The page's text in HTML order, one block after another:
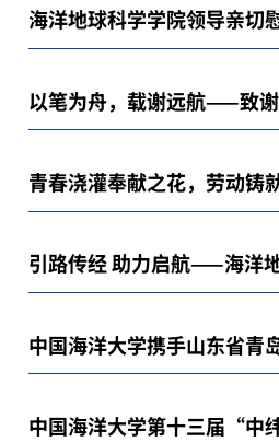
海洋地球科学学院领导亲切
级军训学生
以笔为舟，载谢远航——致
的海大
青春浇灌奉献之花，劳动铸
美
引路传经 助力启航——海洋
学院顺利举办 2025届毕业生就业考
公考编经验分享
中国海洋大学携手山东省青
学承办2025-2026学年全国
球科学奥林匹克竞赛
中国海洋大学第十三届“中